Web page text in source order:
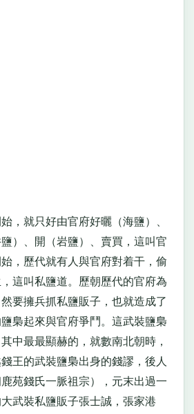
就只好由官府好曬（海鹽）、
）、開（岩鹽）、賣買，這叫官
，歷代就有人與官府對着干，偷
這叫私鹽道。歷朝歷代的官府為
要擁兵抓私鹽販子，也就造成了
梟起來與官府爭鬥。這武裝鹽梟
中最最顯赫的，就數南北朝時，
王的武裝鹽梟出身的錢謬，後人
苑錢氏一脈祖宗），元末出過一
武裝私鹽販子張士誠，張家港